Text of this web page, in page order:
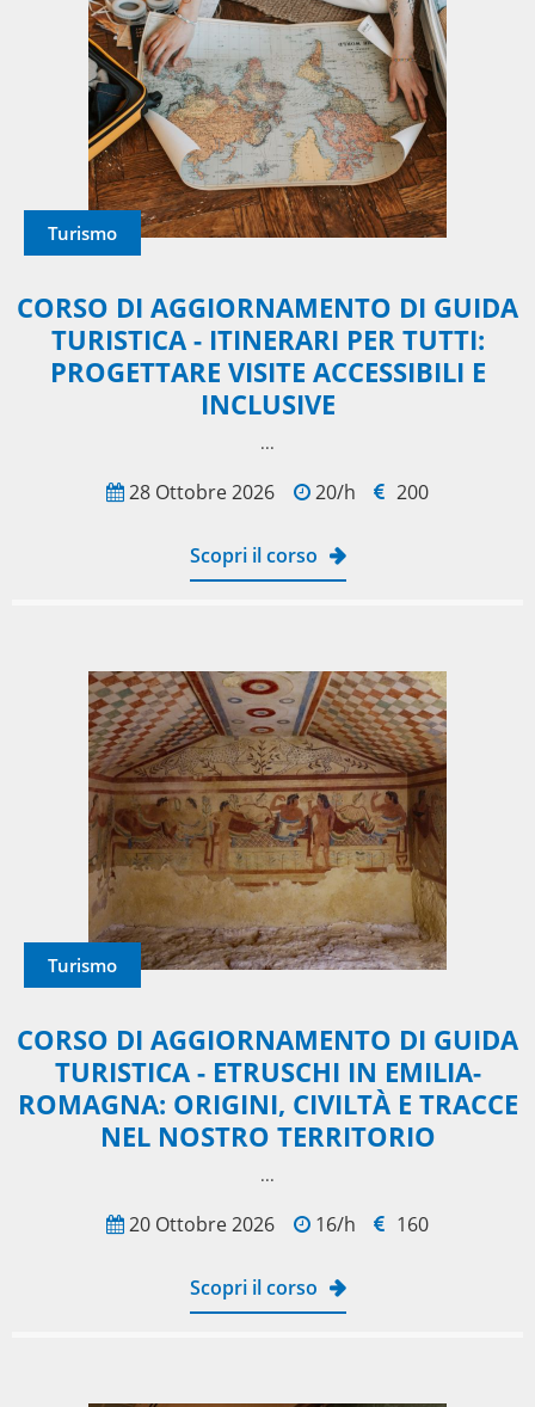
Turismo
CORSO DI AGGIORNAMENTO DI GUIDA
TURISTICA - ITINERARI PER TUTTI:
PROGETTARE VISITE ACCESSIBILI E
INCLUSIVE
...
28 Ottobre 2026 20/h 200
Scopri il corso
Turismo
CORSO DI AGGIORNAMENTO DI GUIDA
TURISTICA - ETRUSCHI IN EMILIA-
ROMAGNA: ORIGINI, CIVILTÀ E TRACCE
NEL NOSTRO TERRITORIO
...
20 Ottobre 2026 16/h 160
Scopri il corso